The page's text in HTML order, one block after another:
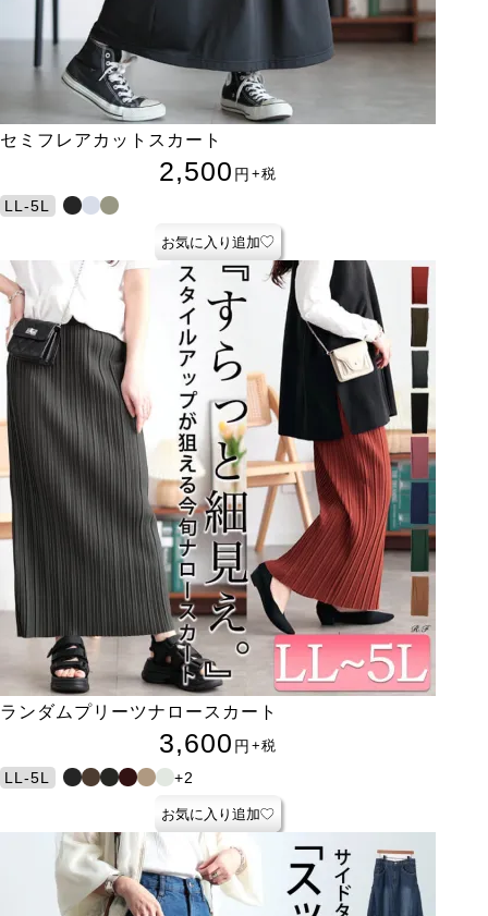
セミフレアカットスカート
2,500 円 +税
LL-5L
お気に入り追加
ランダムプリーツナロースカート
3,600 円 +税
LL-5L +2
お気に入り追加